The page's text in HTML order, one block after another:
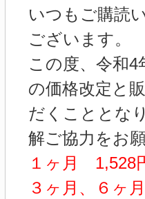
いつもご購読
ございます。
この度、令和4
の価格改定と
だくこととな
解ご協力をお
１ヶ月 1,528
３ヶ月、６ヶ